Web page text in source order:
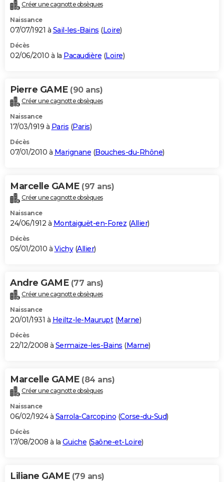
Créer une cagnotte obsèques
Naissance
07/07/1921 à Sail-les-Bains (Loire)
Décès
02/06/2010 à la Pacaudière (Loire)
Pierre GAME (90 ans)
Créer une cagnotte obsèques
Naissance
17/03/1919 à Paris (Paris)
Décès
07/01/2010 à Marignane (Bouches-du-Rhône)
Marcelle GAME (97 ans)
Créer une cagnotte obsèques
Naissance
24/06/1912 à Montaiguët-en-Forez (Allier)
Décès
05/01/2010 à Vichy(Allier)
Andre GAME (77 ans)
Créer une cagnotte obsèques
Naissance
20/01/1931 à Heiltz-le-Maurupt(Marne)
Décès
22/12/2008 à Sermaize-les-Bains (Marne)
Marcelle GAME (84 ans)
Créer une cagnotte obsèques
Naissance
06/02/1924 à Sarrola-Carcopino (Corse-du-Sud)
Décès
17/08/2008 à la Guiche (Saône-et-Loire)
Liliane GAME (79 ans)